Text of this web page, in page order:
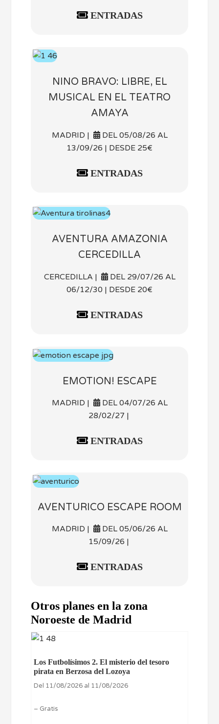
ENTRADAS
NINO BRAVO: LIBRE, EL
MUSICAL EN EL TEATRO
AMAYA
MADRID |
DEL 05/08/26 AL
13/09/26 | DESDE 25€
ENTRADAS
AVENTURA AMAZONIA
CERCEDILLA
CERCEDILLA |
DEL 29/07/26 AL
06/12/30 | DESDE 20€
ENTRADAS
EMOTION! ESCAPE
MADRID |
DEL 04/07/26 AL
28/02/27 |
ENTRADAS
AVENTURICO ESCAPE ROOM
MADRID |
DEL 05/06/26 AL
15/09/26 |
ENTRADAS
Otros planes en la zona
Noroeste de Madrid
Los Futbolísimos 2. El misterio del tesoro
pirata en Berzosa del Lozoya
Del 11/08/2026 al 11/08/2026
– Gratis